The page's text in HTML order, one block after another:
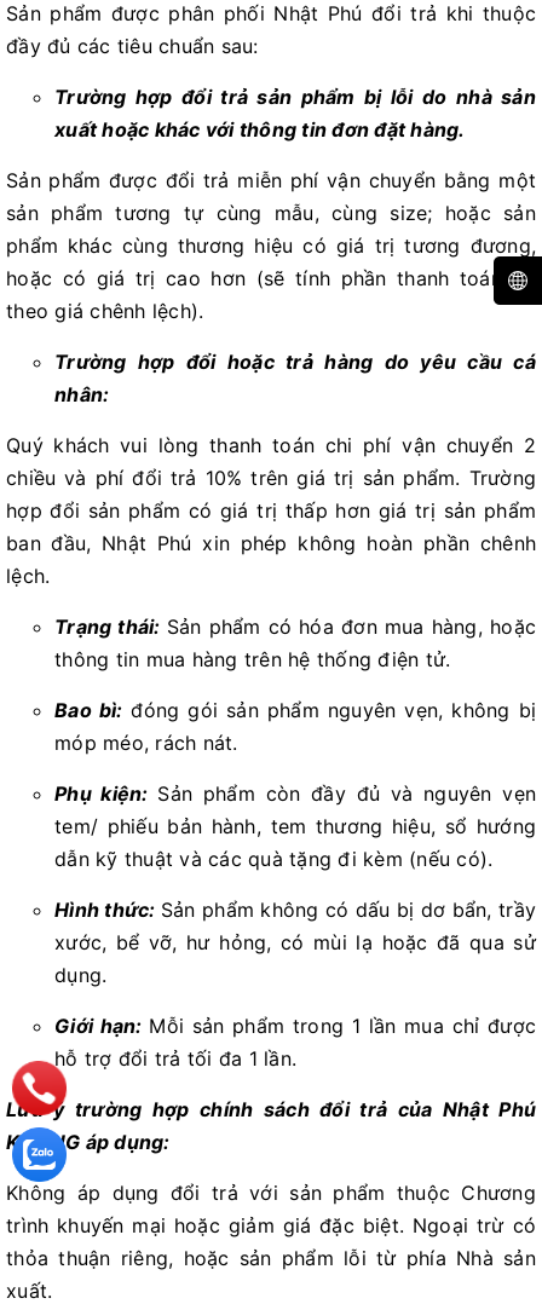
Sản phẩm được phân phối Nhật Phú đổi trả khi thuộc
đầy đủ các tiêu chuẩn sau:
Trường hợp đổi trả sản phẩm bị lỗi do nhà sản
xuất hoặc khác với thông tin đơn đặt hàng.
Sản phẩm được đổi trả miễn phí vận chuyển bằng một
sản phẩm tương tự cùng mẫu, cùng size; hoặc sản
phẩm khác cùng thương hiệu có giá trị tương đương,
hoặc có giá trị cao hơn (sẽ tính phần thanh toán bù
theo giá chênh lệch).
Trường hợp đổi hoặc trả hàng do yêu cầu cá
nhân:
Quý khách vui lòng thanh toán chi phí vận chuyển 2
chiều và phí đổi trả 10% trên giá trị sản phẩm. Trường
hợp đổi sản phẩm có giá trị thấp hơn giá trị sản phẩm
ban đầu, Nhật Phú xin phép không hoàn phần chênh
lệch.
Trạng thái: Sản phẩm có hóa đơn mua hàng, hoặc
thông tin mua hàng trên hệ thống điện tử.
Bao bì: đóng gói sản phẩm nguyên vẹn, không bị
móp méo, rách nát.
Phụ kiện: Sản phẩm còn đầy đủ và nguyên vẹn
tem/ phiếu bản hành, tem thương hiệu, sổ hướng
dẫn kỹ thuật và các quà tặng đi kèm (nếu có).
Hình thức: Sản phẩm không có dấu bị dơ bẩn, trầy
xước, bể vỡ, hư hỏng, có mùi lạ hoặc đã qua sử
dụng.
Giới hạn: Mỗi sản phẩm trong 1 lần mua chỉ được
hỗ trợ đổi trả tối đa 1 lần.
Lưu ý trường hợp chính sách đổi trả của Nhật Phú
KHÔNG áp dụng:
Không áp dụng đổi trả với sản phẩm thuộc Chương
trình khuyến mại hoặc giảm giá đặc biệt. Ngoại trừ có
thỏa thuận riêng, hoặc sản phẩm lỗi từ phía Nhà sản
xuất.